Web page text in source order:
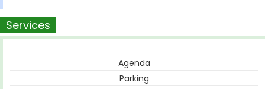
Services
Agenda
Parking